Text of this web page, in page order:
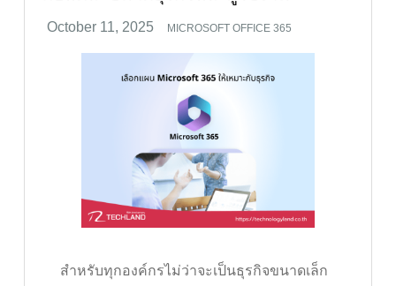
MICROSOFT OFFICE 365
สำหรับทุกองค์กรไม่ว่าจะเป็นธุรกิจขนาดเล็ก